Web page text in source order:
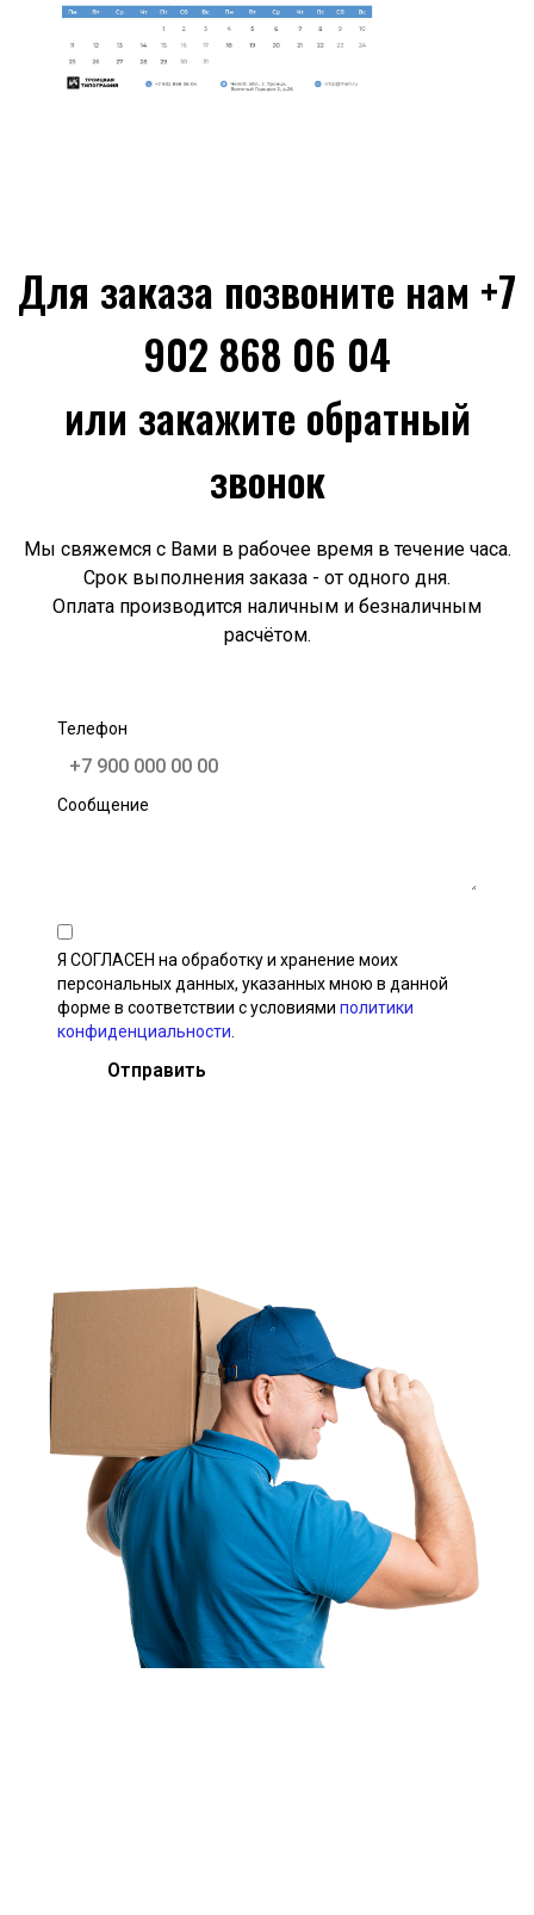
Для заказа позвоните нам +7
902 868 06 04
или закажите обратный
звонок
Мы свяжемся с Вами в рабочее время в течение часа.
Срок выполнения заказа - от одного дня.
Оплата производится наличным и безналичным
расчётом.
Телефон
Сообщение
Я СОГЛАСЕН на обработку и хранение моих
персональных данных, указанных мною в данной
форме в соответствии с условиями политики
конфиденциальности
Отправить